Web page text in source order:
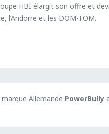
HBI élargit son offre et
l’Andorre et les DOM-TOM.
Allemande PowerBully